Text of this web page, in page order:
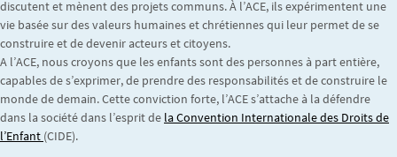
discutent et mènent des projets communs. À l’ACE, ils expérimentent une
vie basée sur des valeurs humaines et chrétiennes qui leur permet de se
construire et de devenir acteurs et citoyens.
A l’ACE, nous croyons que les enfants sont des personnes à part entière,
capables de s’exprimer, de prendre des responsabilités et de construire le
monde de demain. Cette conviction forte, l’ACE s’attache à la défendre
dans la société dans l’esprit de la Convention Internationale des Droits de
l’Enfant (CIDE).